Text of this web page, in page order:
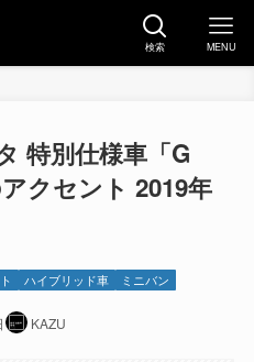
検索 MENU
特別仕様車「G
クセント 2019年
ハイブリッド車
ミニバン
KAZU